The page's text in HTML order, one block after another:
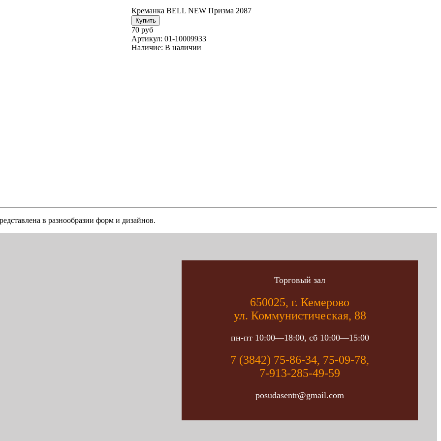
Креманка BELL NEW Призма 2087
70 руб
Артикул: 01-10009933
Наличие: В наличии
в разнообразии форм и дизайнов.
Торговый зал
650025, г. Кемерово
ул. Коммунистическая, 88
пн-пт 10:00—18:00, сб 10:00—15:00
7 (3842) 75-86-34, 75-09-78,
7-913-285-49-59
posudasentr@gmail.com